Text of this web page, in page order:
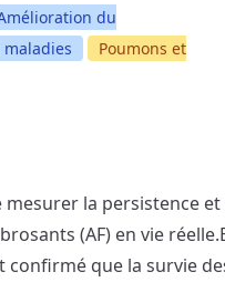
du
Poumons et
mesurer la persistence et
(AF) en vie
confirmé que la survie